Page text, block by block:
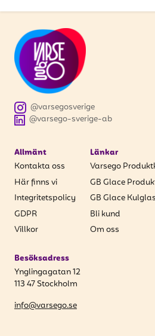
@varsego-sverige-ab
@varsegosverige
Allmänt
Kontakta oss
Här finns vi
Integritetspolicy
GDPR
Villkor
Länkar
Varsego
GB Glace
GB Glace
Bli kund
Om oss
Besöksadress
Ynglingagatan 12
113 47 Stockholm
info@varsego.se